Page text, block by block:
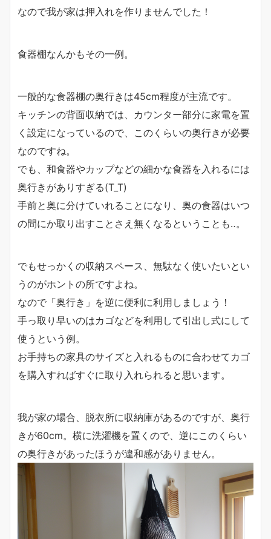
なので我が家は押入れを作りませんでした！
食器棚なんかもその一例。
一般的な食器棚の奥行きは45cm程度が主流です。
キッチンの背面収納では、カウンター部分に家電を置
く設定になっているので、このくらいの奥行きが必要
なのですね。
でも、和食器やカップなどの細かな食器を入れるには
奥行きがありすぎる(T_T)
手前と奥に分けていれることになり、奥の食器はいつ
の間にか取り出すことさえ無くなるということも‥。
でもせっかくの収納スペース、無駄なく使いたいとい
うのがホントの所ですよね。
なので「奥行き」を逆に便利に利用しましょう！
手っ取り早いのはカゴなどを利用して引出し式にして
使うという例。
お手持ちの家具のサイズと入れるものに合わせてカゴ
を購入すればすぐに取り入れられると思います。
我が家の場合、脱衣所に収納庫があるのですが、奥行
きが60cm。横に洗濯機を置くので、逆にこのくらい
の奥行きがあったほうが違和感がありません。